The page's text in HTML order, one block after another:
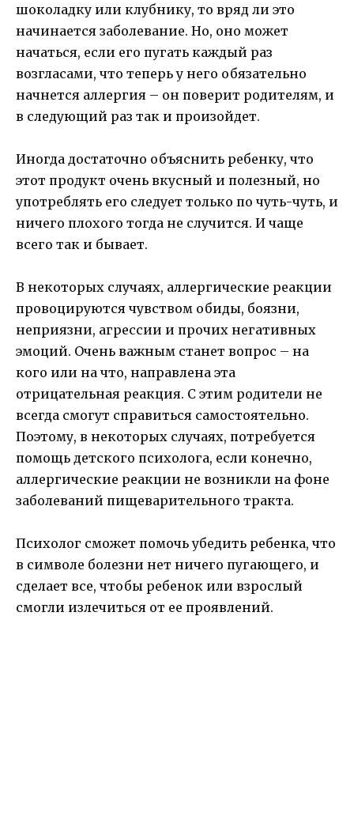
шоколадку или клубнику, то вряд ли это
начинается заболевание. Но, оно может
начаться, если его пугать каждый раз
возгласами, что теперь у него обязательно
начнется аллергия – он поверит родителям, и
в следующий раз так и произойдет.
Иногда достаточно объяснить ребенку, что
этот продукт очень вкусный и полезный, но
употреблять его следует только по чуть-чуть, и
ничего плохого тогда не случится. И чаще
всего так и бывает.
В некоторых случаях, аллергические реакции
провоцируются чувством обиды, боязни,
неприязни, агрессии и прочих негативных
эмоций. Очень важным станет вопрос – на
кого или на что, направлена эта
отрицательная реакция. С этим родители не
всегда смогут справиться самостоятельно.
Поэтому, в некоторых случаях, потребуется
помощь детского психолога, если конечно,
аллергические реакции не возникли на фоне
заболеваний пищеварительного тракта.
Психолог сможет помочь убедить ребенка, что
в символе болезни нет ничего пугающего, и
сделает все, чтобы ребенок или взрослый
смогли излечиться от ее проявлений.